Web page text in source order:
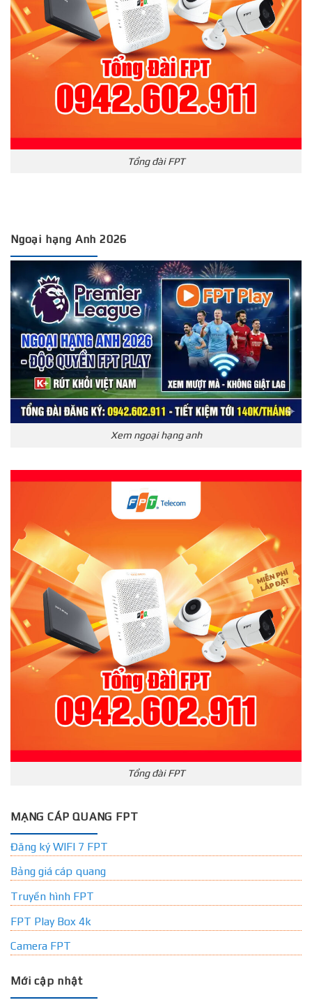
Tổng đài FPT
Ngoại hạng Anh 2026
Xem ngoại hạng anh
Tổng đài FPT
MẠNG CÁP QUANG FPT
Đăng ký WIFI 7 FPT
Bảng giá cáp quang
Truyền hình FPT
FPT Play Box 4k
Camera FPT
Mới cập nhật